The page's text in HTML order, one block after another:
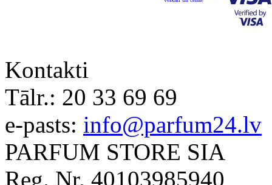
Kontakti
Tālr.: 20 33 69 69
e-pasts: info@parfum24.lv
PARFUM STORE SIA
Reg. Nr. 40103985940